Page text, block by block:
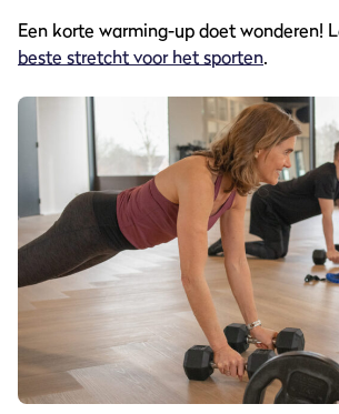
Een korte warming-up doet wonderen!
beste stretcht voor het sporten.